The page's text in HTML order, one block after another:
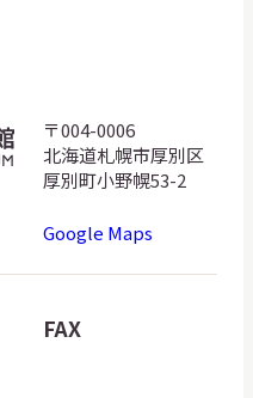
〒004-0006
北海道札幌市厚別区
厚別町小野幌53-2
Google Maps
FAX